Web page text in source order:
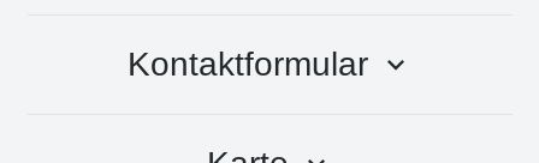
Kontaktformular keyboard_arrow_down